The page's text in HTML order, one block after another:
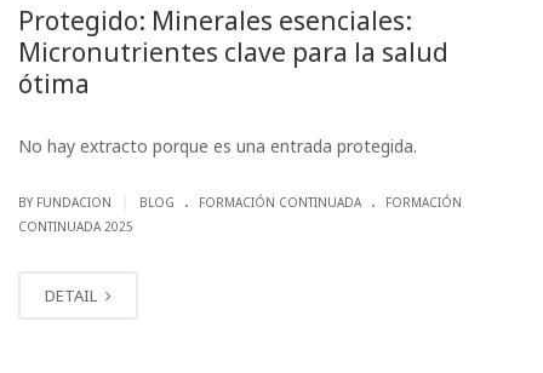
Protegido: Minerales esenciales:
Micronutrientes clave para la salud
ótima
No hay extracto porque es una entrada protegida.
BY FUNDACION BLOG . FORMACIÓN CONTINUADA .
FORMACIÓN
CONTINUADA 2025
DETAIL